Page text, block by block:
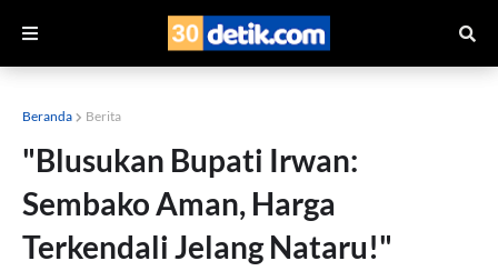
Beranda Berita
"Blusukan Bupati Irwan:
Sembako Aman, Harga
Terkendali Jelang Nataru!"